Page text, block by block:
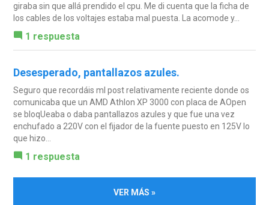
giraba sin que allá prendido el cpu. Me di cuenta que la ficha de
los cables de los voltajes estaba mal puesta. La acomode y...
1 respuesta
Desesperado, pantallazos azules.
Seguro que recordáis mI post relativamente reciente donde os
comunicaba que un AMD Athlon XP 3000 con placa de AOpen
se bloqUeaba o daba pantallazos azules y que fue una vez
enchufado a 220V con el fijador de la fuente puesto en 125V lo
que hizo...
1 respuesta
VER MÁS »